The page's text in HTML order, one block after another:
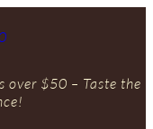
over $50 – Taste the